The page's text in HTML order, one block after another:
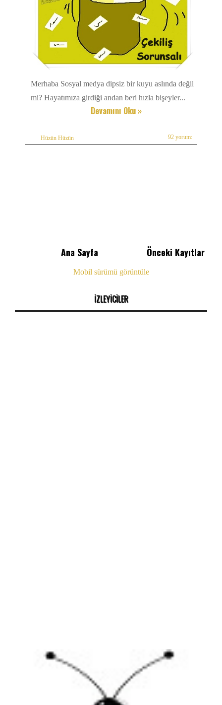
Merhaba Sosyal medya dipsiz bir kuyu aslında değil
mi? Hayatımıza girdiği andan beri hızla bişeyler...
Devamını Oku »
Hüzün Hüzün 92 yorum:
Önceki Kayıtlar
Ana Sayfa
Mobil sürümü görüntüle
İZLEYİCİLER